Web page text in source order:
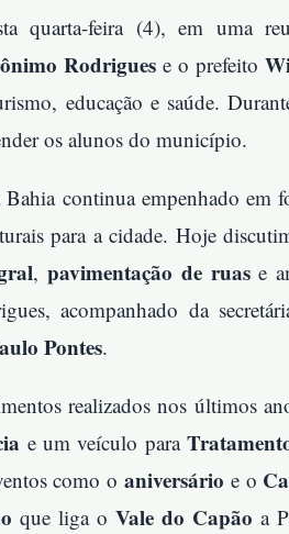
quarta-feira (4), em uma
Rodrigues e o prefeito
educação e saúde.
os alunos do município.
Bahia continua empenhado em
para a cidade. Hoje
,pavimentação de ruase
acompanhado da
Pontes.
realizados nos últimos
e um veículo para
como o aniversário e o
que liga o Vale do Capão a